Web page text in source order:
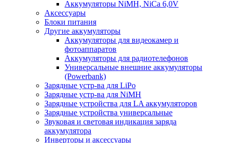
Аккумуляторы NiMH, NiCa 6,0V
Аксессуары
Блоки питания
Другие аккумуляторы
Аккумуляторы для видеокамер и
фотоаппаратов
Аккумуляторы для радиотелефонов
Универсальные внешние аккумуляторы
(Powerbank)
Зарядные устр-ва для LiPo
Зарядные устр-ва для NiMH
Зарядные устройства для LA аккумуляторов
Зарядные устройства универсальные
Звуковая и световая индикация заряда
аккумулятора
Инверторы и аксессуары